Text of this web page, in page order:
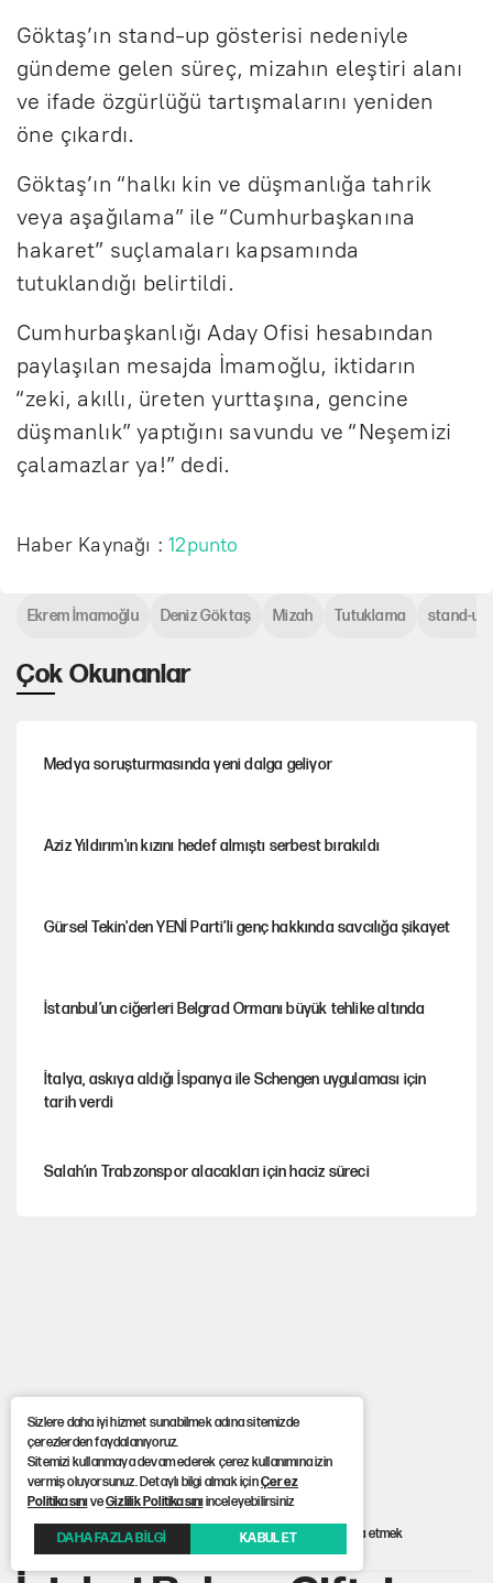
Göktaş’ın stand-up gösterisi nedeniyle
gündeme gelen süreç, mizahın eleştiri alanı
ve ifade özgürlüğü tartışmalarını yeniden
öne çıkardı.
Göktaş’ın “halkı kin ve düşmanlığa tahrik
veya aşağılama” ile “Cumhurbaşkanına
hakaret” suçlamaları kapsamında
tutuklandığı belirtildi.
Cumhurbaşkanlığı Aday Ofisi hesabından
paylaşılan mesajda İmamoğlu, iktidarın
“zeki, akıllı, üreten yurttaşına, gencine
düşmanlık” yaptığını savundu ve “Neşemizi
çalamazlar ya!” dedi.
Haber Kaynağı :12punto
Çok Okunanlar
Medya soruşturmasında yeni dalga geliyor
Aziz Yıldırım'ın kızını hedef almıştı serbest bırakıldı
Gürsel Tekin'den YENİ Parti’li genç hakkında savcılığa şikayet
İstanbul’un ciğerleri Belgrad Ormanı büyük tehlike altında
İtalya, askıya aldığı İspanya ile Schengen uygulaması için
tarih verdi
Salah’ın Trabzonspor alacakları için haciz süreci
Trend; Eğilim, Akım, Gidişat…
Kısırdöngü: Enflasyon-kur ve faiz kıskacı
Ekrem İmamoğlu Deniz Göktaş Mizah Tutuklama stand-up
Anasayfa> İçişleri Bakanı Çiftçi: Görevimiz huzurun yüzyılını inşa etmek
Sizlere daha iyi hizmet sunabilmek adına sitemizde
çerezlerden faydalanıyoruz.
Sitemizi kullanmaya devam ederek çerez kullanımına izin
vermiş oluyorsunuz. Detaylı bilgi almak içinÇerez
PolitikasınıveGizlilik Politikasınıinceleyebilirsiniz
DAHA FAZLA BİLGİ KABUL ET